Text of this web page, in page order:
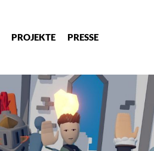
PROJEKTE PRESSE